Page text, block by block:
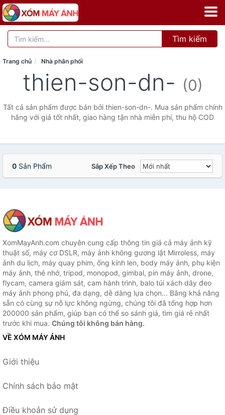
Tìm kiếm
Trang chủ Nhà phân phối
thien-son-dn- (0)
Tất cả sản phẩm được bán bởi thien-son-dn-. Mua sản phẩm chính
hãng với giá tốt nhất, giao hàng tận nhà miễn phí, thu hộ COD
0 Sản Phẩm Sắp Xếp Theo
XomMayAnh.com chuyên cung cấp thông tin giá cả máy ảnh kỹ
thuật số, máy cơ DSLR, máy ảnh không gương lật Mirroless, máy
ảnh du lịch, máy quay phim, ống kính len, body máy ảnh, phụ kiện
máy ảnh, thẻ nhớ, tripod, monopod, gimbal, pin máy ảnh, drone,
flycam, camera giám sát, cam hành trình, balo túi xách dây đeo
máy ảnh phong phú, đa dạng, dễ dàng lựa chọn... Bằng khả năng
sẵn có cùng sự nỗ lực không ngừng, chúng tôi đã tổng hợp hơn
200000 sản phẩm, giúp bạn có thể so sánh giá, tìm giá rẻ nhất
trước khi mua. Chúng tôi không bán hàng.
VỀ XÓM MÁY ẢNH
Giới thiệu
Chính sách bảo mật
Điều khoản sử dụng